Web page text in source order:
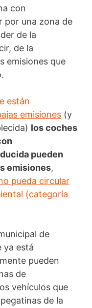
con
por una zona de
de la
de la
emisiones que
están
emisiones (y
los coches
pueden
emisiones,
pueda circular
(categoría
de
ya está
pueden
de
vehículos que
de la